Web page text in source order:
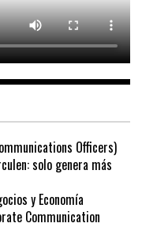
Officers)
solo genera más
y Economía
Communication